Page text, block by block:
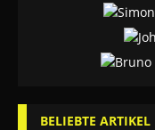
BELIEBTE ARTIKEL